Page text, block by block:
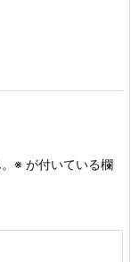
※ が付いている欄